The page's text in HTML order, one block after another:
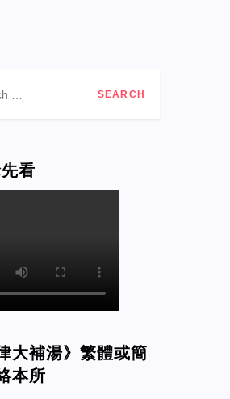
看
大補湯》繁體或簡
本所